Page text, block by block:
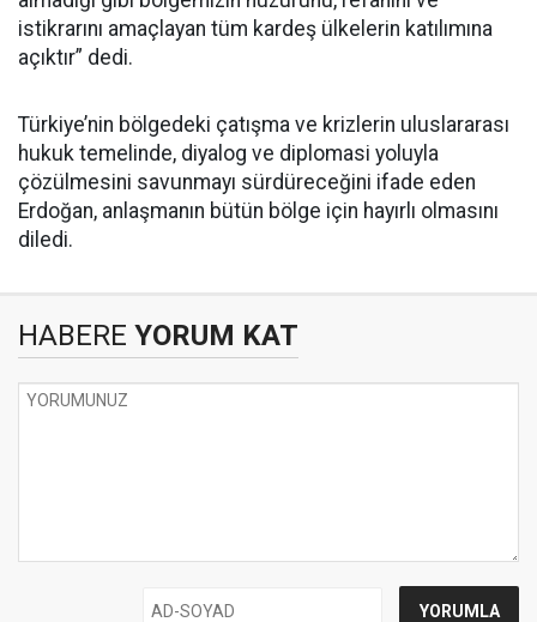
istikrarını amaçlayan tüm kardeş ülkelerin katılımına
açıktır” dedi.
Türkiye’nin bölgedeki çatışma ve krizlerin uluslararası
hukuk temelinde, diyalog ve diplomasi yoluyla
çözülmesini savunmayı sürdüreceğini ifade eden
Erdoğan, anlaşmanın bütün bölge için hayırlı olmasını
diledi.
HABERE YORUM KAT